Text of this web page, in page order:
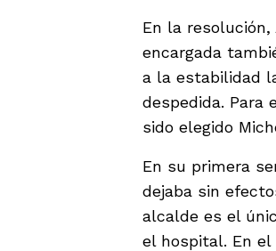
En la
encargada
a la estabilidad
despedida. Para
sido elegido
En su primera
dejaba sin
alcalde es el
el hospital. En